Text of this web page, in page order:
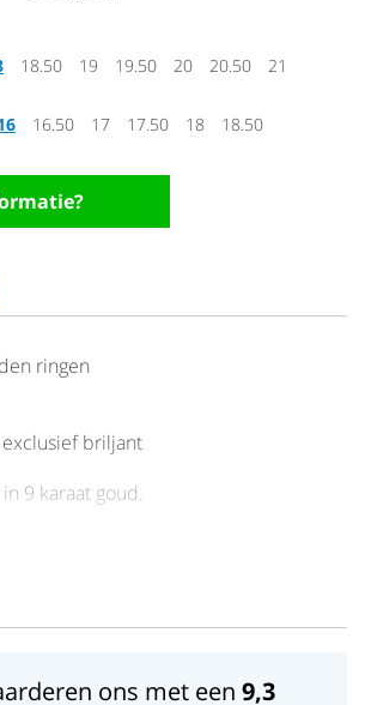
18.50 19 19.50 20 20.50 21
16.50 17 17.50 18 18.50
ringen
briljant
9 karaat goud.
ons met een 9,3